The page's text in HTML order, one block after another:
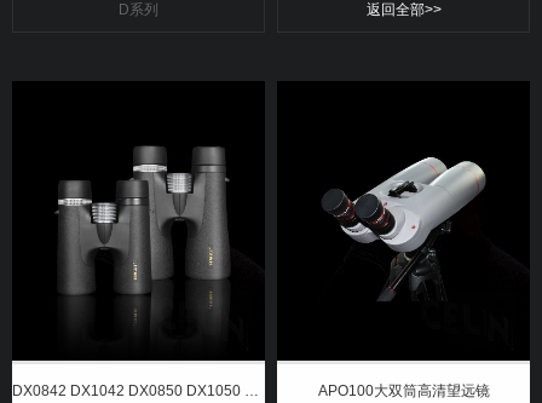
D系列 返回全部>>
DX0842 DX1042 DX0850 DX1050 DX1250双筒望远镜 APO100大双筒高清望远镜